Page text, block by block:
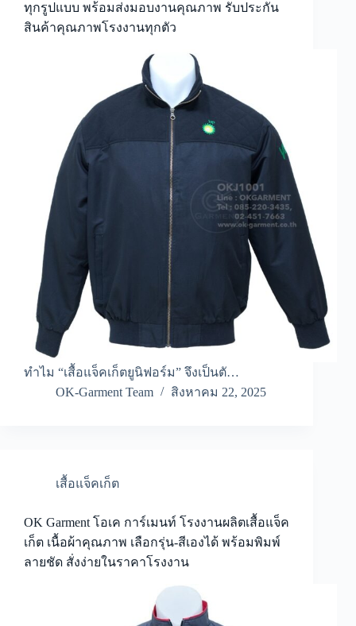
ทุกรูปแบบ พร้อมส่งมอบงานคุณภาพ รับประกัน
สินค้าคุณภาพโรงงานทุกตัว
ทำไม “เสื้อแจ็คเก็ตยูนิฟอร์ม” จึงเป็นตั…
OK-Garment Team
สิงหาคม 22, 2025
เสื้อแจ็คเก็ต
OK Garment โอเค การ์เมนท์ โรงงานผลิตเสื้อแจ็ค
เก็ต เนื้อผ้าคุณภาพ เลือกรุ่น-สีเองได้ พร้อมพิมพ์
ลายชัด สั่งง่ายในราคาโรงงาน